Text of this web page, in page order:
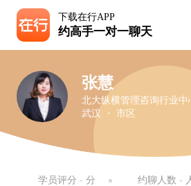
下载在行APP
约高手一对一聊天
张慧
北大纵横管理咨询行业中
武汉 ・ 市区
学员评分 - 分 约聊人数 -